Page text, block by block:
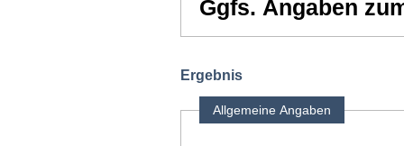
Ggfs. Angaben
Ergebnis
Allgemeine Angaben